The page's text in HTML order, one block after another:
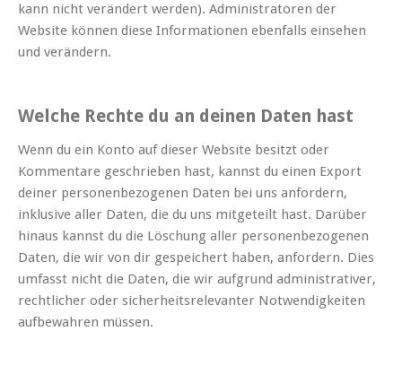
kann nicht verändert werden). Administratoren der
Website können diese Informationen ebenfalls einsehen
und verändern.
Welche Rechte du an deinen Daten hast
Wenn du ein Konto auf dieser Website besitzt oder
Kommentare geschrieben hast, kannst du einen Export
deiner personenbezogenen Daten bei uns anfordern,
inklusive aller Daten, die du uns mitgeteilt hast. Darüber
hinaus kannst du die Löschung aller personenbezogenen
Daten, die wir von dir gespeichert haben, anfordern. Dies
umfasst nicht die Daten, die wir aufgrund administrativer,
rechtlicher oder sicherheitsrelevanter Notwendigkeiten
aufbewahren müssen.